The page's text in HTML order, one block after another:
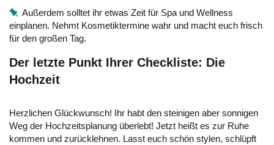
Außerdem solltet ihr etwas Zeit für Spa und Wellness
einplanen. Nehmt Kosmetiktermine wahr und macht euch frisch
für den großen Tag.
Der letzte Punkt Ihrer Checkliste: Die
Hochzeit
Herzlichen Glückwunsch! Ihr habt den steinigen aber sonnigen
Weg der Hochzeitsplanung überlebt! Jetzt heißt es zur Ruhe
kommen und zurücklehnen. Lasst euch schön stylen, schlüpft